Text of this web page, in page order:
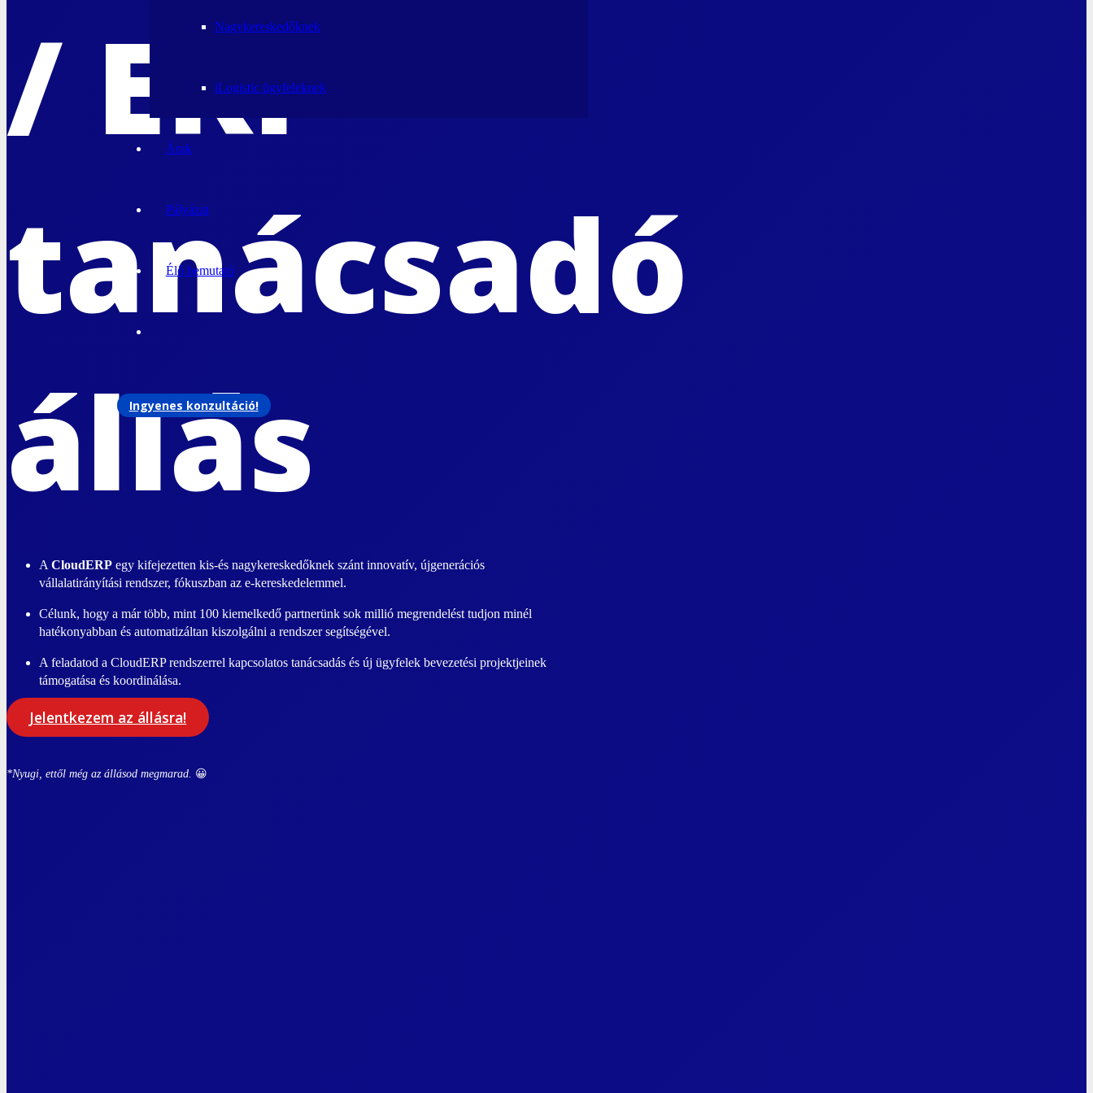
Nagykereskedőknek
iLogistic ügyfeleknek
Árak
Pályázat
Élő bemutató
Ingyenes konzultáció!
/ ERP
tanácsadó
állás
A CloudERP egy kifejezetten kis-és nagykereskedőknek szánt innovatív, újgenerációs
vállalatirányítási rendszer, fókuszban az e-kereskedelemmel.
Célunk, hogy a már több, mint 100 kiemelkedő partnerünk sok millió megrendelést tudjon minél
hatékonyabban és automatizáltan kiszolgálni a rendszer segítségével.
A feladatod a CloudERP rendszerrel kapcsolatos tanácsadás és új ügyfelek bevezetési projektjeinek
támogatása és koordinálása.
Jelentkezem az állásra!
*Nyugi, ettől még az állásod megmarad. 😀